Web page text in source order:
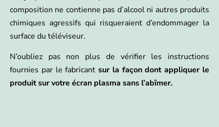
composition ne contienne pas d’alcool ni autres produits
chimiques agressifs qui risqueraient d’endommager la
surface du téléviseur.
N’oubliez pas non plus de vérifier les instructions
fournies par le fabricantsur la façon dont appliquer le
produit sur votre écran plasma sans l’abîmer.